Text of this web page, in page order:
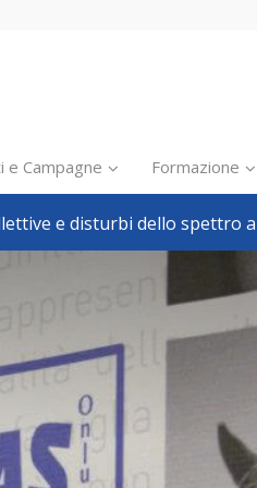
Inclusione scolastica
Inclusione lavorativa
Politiche sociali
Pillole
Formazione
Avvisi, bandi
Welfare locale
e Campagne Formazione
e disturbi dello spettro